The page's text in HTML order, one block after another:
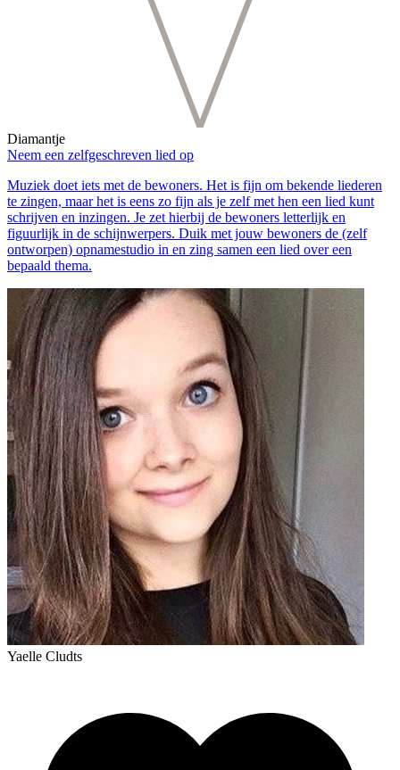
Diamantje
Neem een zelfgeschreven lied op
Muziek doet iets met de bewoners. Het is fijn om bekende liederen
te zingen, maar het is eens zo fijn als je zelf met hen een lied kunt
schrijven en inzingen. Je zet hierbij de bewoners letterlijk en
figuurlijk in de schijnwerpers. Duik met jouw bewoners de (zelf
ontworpen) opnamestudio in en zing samen een lied over een
bepaald thema.
Yaelle Cludts